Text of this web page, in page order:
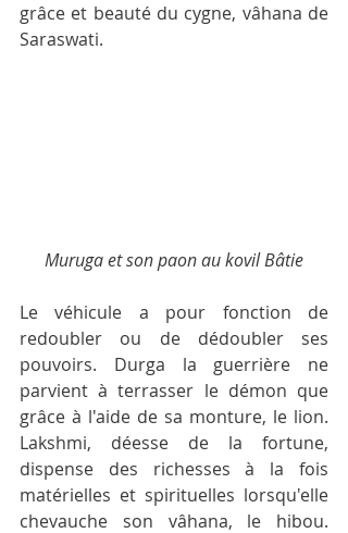
Saraswati.
Muruga et son paon au kovil Bâtie
Le véhicule a pour fonction de
redoubler ou de dédoubler ses
pouvoirs. Durga la guerrière ne
parvient à terrasser le démon que
Lakshmi, déesse de la fortune,
dispense des richesses à la fois
matérielles et spirituelles lorsqu'elle